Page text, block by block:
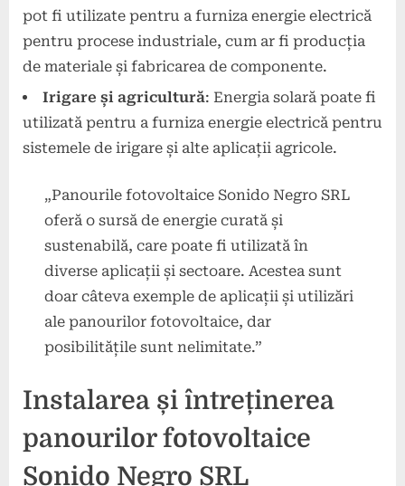
pot fi utilizate pentru a furniza energie electrică
pentru procese industriale, cum ar fi producția
de materiale și fabricarea de componente.
Irigare și agricultură: Energia solară poate fi
utilizată pentru a furniza energie electrică pentru
sistemele de irigare și alte aplicații agricole.
„Panourile fotovoltaice Sonido Negro SRL
oferă o sursă de energie curată și
sustenabilă, care poate fi utilizată în
diverse aplicații și sectoare. Acestea sunt
doar câteva exemple de aplicații și utilizări
ale panourilor fotovoltaice, dar
posibilitățile sunt nelimitate.”
Instalarea și întreținerea
panourilor fotovoltaice
Sonido Negro SRL